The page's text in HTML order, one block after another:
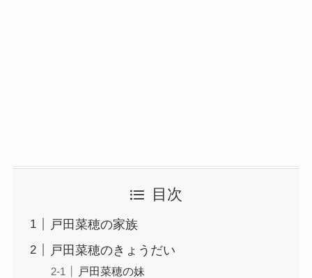
目次
戸田菜穂の家族
戸田菜穂のきょうだい
戸田菜穂の妹